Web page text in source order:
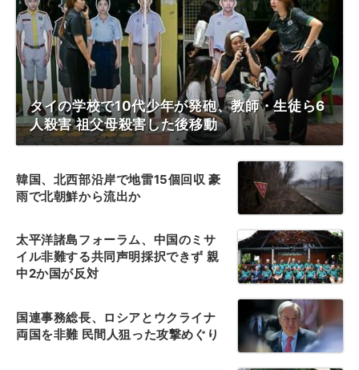
タイの学校で10代少年が発砲、教師・生徒ら6
人殺害 祖父母殺害した後移動
韓国、北西部沿岸で地雷15個回収 豪
雨で北朝鮮から流出か
太平洋諸島フォーラム、中国のミサ
イル非難する共同声明採択できず 親
中2か国が反対
国連事務総長、ロシアとウクライナ
両国を非難 民間人狙った攻撃めぐり